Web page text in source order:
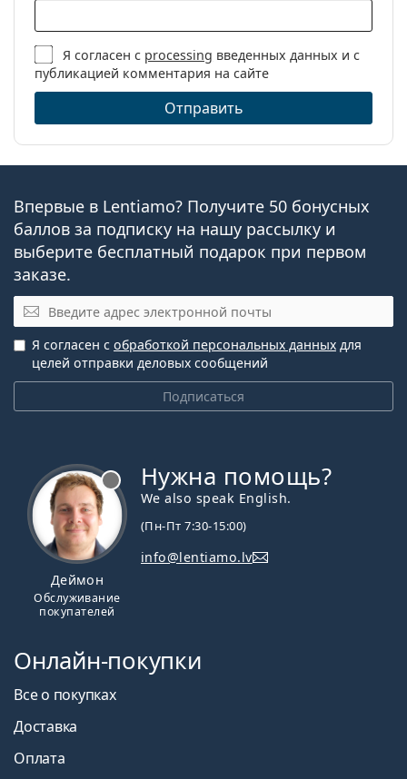
Я согласен с processing введенных данных и с
публикацией комментария на сайте
Отправить
Впервые в Lentiamo? Получите 50 бонусных
баллов за подписку на нашу рассылку и
выберите бесплатный подарок при первом
заказе.
Эл. почта
Подписаться
Я согласен с обработкой персональных данных для
целей отправки деловых сообщений
Деймон
Обслуживание
покупателей
Нужна помощь?
We also speak English.
(Пн-Пт 7:30-15:00)
info@lentiamo.lv
Онлайн-покупки
Все о покупках
Доставка
Оплата